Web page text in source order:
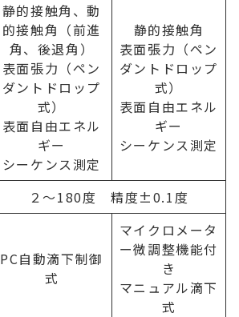
静的接触角、動
的接触角（前進
角、後退角）
表面張力（ペン
ダントドロップ
式）
表面自由エネル
ギー
シーケンス測定
静的接触角
表面張力（ペン
ダントドロップ
式）
表面自由エネル
ギー
シーケンス測定
２～180度 精度±0.1度
PC自動滴下制御
式
マイクロメータ
ー微調整機能付
き
マニュアル滴下
式